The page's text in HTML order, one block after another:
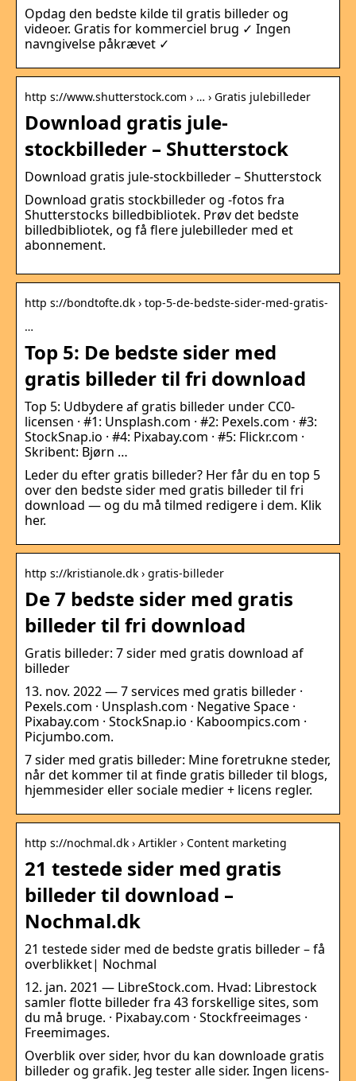
Opdag den bedste kilde til gratis billeder og
videoer. Gratis for kommerciel brug ✓ Ingen
navngivelse påkrævet ✓
http s://www.shutterstock.com › … › Gratis julebilleder
Download gratis jule-
stockbilleder – Shutterstock
Download gratis jule-stockbilleder – Shutterstock
Download gratis stockbilleder og -fotos fra
Shutterstocks billedbibliotek. Prøv det bedste
billedbibliotek, og få flere julebilleder med et
abonnement.
http s://bondtofte.dk › top-5-de-bedste-sider-med-gratis-
…
Top 5: De bedste sider med
gratis billeder til fri download
Top 5: Udbydere af gratis billeder under CC0-
licensen · #1: Unsplash.com · #2: Pexels.com · #3:
StockSnap.io · #4: Pixabay.com · #5: Flickr.com ·
Skribent: Bjørn …
Leder du efter gratis billeder? Her får du en top 5
over den bedste sider med gratis billeder til fri
download — og du må tilmed redigere i dem. Klik
her.
http s://kristianole.dk › gratis-billeder
De 7 bedste sider med gratis
billeder til fri download
Gratis billeder: 7 sider med gratis download af
billeder
13. nov. 2022 — 7 services med gratis billeder ·
Pexels.com · Unsplash.com · Negative Space ·
Pixabay.com · StockSnap.io · Kaboompics.com ·
Picjumbo.com.
7 sider med gratis billeder: Mine foretrukne steder,
når det kommer til at finde gratis billeder til blogs,
hjemmesider eller sociale medier + licens regler.
http s://nochmal.dk › Artikler › Content marketing
21 testede sider med gratis
billeder til download –
Nochmal.dk
21 testede sider med de bedste gratis billeder – få
overblikket| Nochmal
12. jan. 2021 — LibreStock.com. Hvad: Librestock
samler flotte billeder fra 43 forskellige sites, som
du må bruge. · Pixabay.com · Stockfreeimages ·
Freemimages.
Overblik over sider, hvor du kan downloade gratis
billeder og grafik. Jeg tester alle sider. Ingen licens-